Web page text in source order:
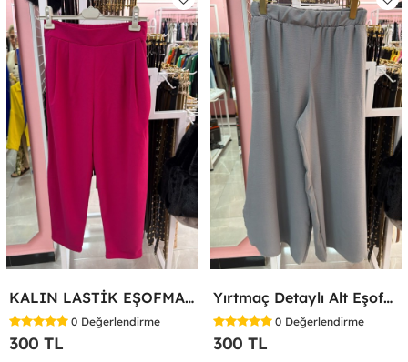
KALIN LASTİK EŞOFMAN ALTI Fuşya
0 Değerlendirme
300 TL
Yırtmaç Detaylı Alt Eşofman Altı Gri
0 Değerlendirme
300 TL